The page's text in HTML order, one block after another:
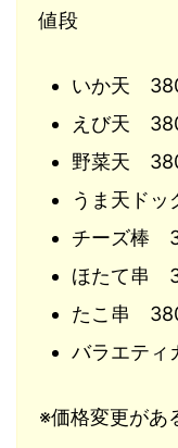
値段
いか天
えび天
野菜天
うま天ド
チーズ棒
ほたて串
たこ串
バラエテ
※価格変更があ